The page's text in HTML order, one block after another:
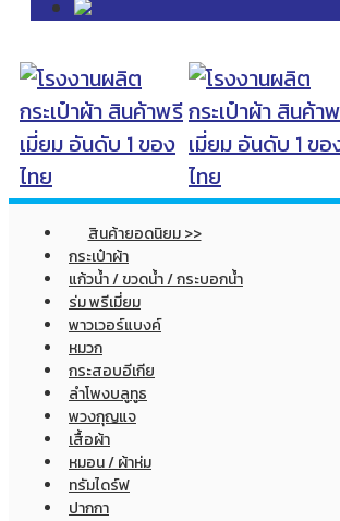
สินค้ายอดนิยม >>
กระเป๋าผ้า
แก้วน้ำ / ขวดน้ำ / กระบอกน้ำ
ร่ม พรีเมี่ยม
พาวเวอร์แบงค์
หมวก
กระสอบอีเกีย
ลำโพงบลูทูธ
พวงกุญแจ
เสื้อผ้า
หมอน / ผ้าห่ม
ทรัมไดร์ฟ
ปากกา